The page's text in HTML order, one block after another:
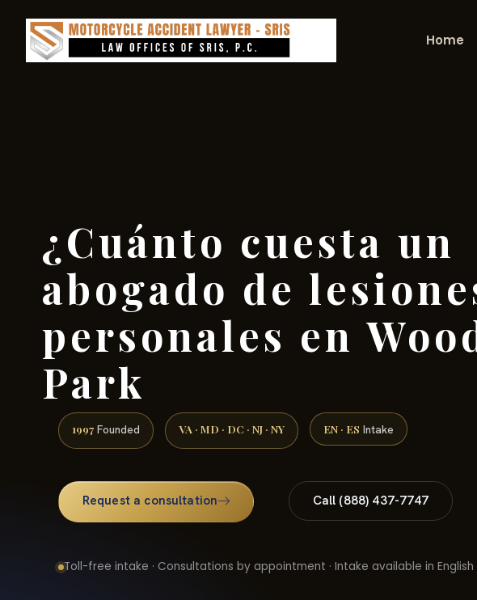
Home
¿Cuánto cuesta un
abogado de
personales en
Park
1997 Founded VA · MD · DC · NJ · NY EN · ES Intake
Request a consultation Call (888) 437-7747
Toll-free intake · Consultations by appointment · Intake available in English